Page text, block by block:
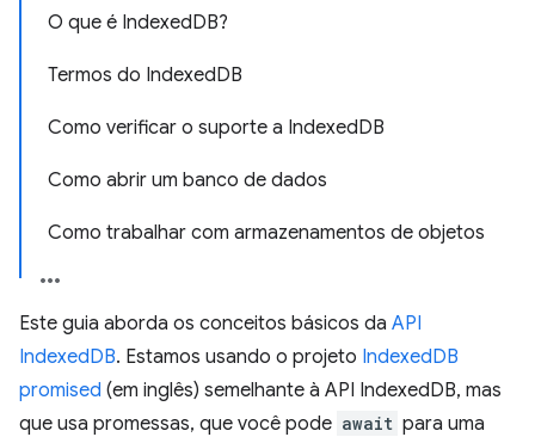
O que é IndexedDB?
Termos do IndexedDB
Como verificar o suporte a IndexedDB
Como abrir um banco de dados
Como trabalhar com armazenamentos de objetos
Este guia aborda os conceitos básicos da API
IndexedDB. Estamos usando o projeto IndexedDB
promised (em inglês) semelhante à API IndexedDB, mas
que usa promessas, que você pode await para uma